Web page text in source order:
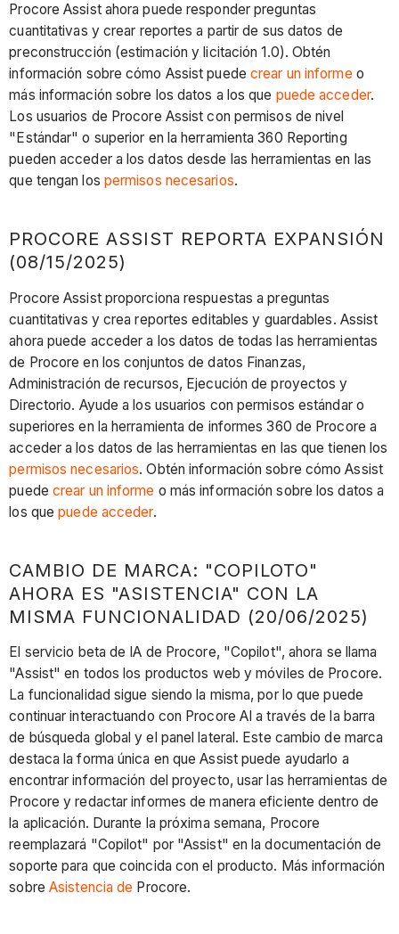
Procore Assist ahora puede responder preguntas
cuantitativas y crear reportes a partir de sus datos de
preconstrucción (estimación y licitación 1.0). Obtén
información sobre cómo Assist puede crear un informe o
más información sobre los datos a los que puede acceder.
Los usuarios de Procore Assist con permisos de nivel
"Estándar" o superior en la herramienta 360 Reporting
pueden acceder a los datos desde las herramientas en las
que tengan los permisos necesarios.
PROCORE ASSIST REPORTA EXPANSIÓN
(08/15/2025)
Procore Assist proporciona respuestas a preguntas
cuantitativas y crea reportes editables y guardables. Assist
ahora puede acceder a los datos de todas las herramientas
de Procore en los conjuntos de datos Finanzas,
Administración de recursos, Ejecución de proyectos y
Directorio. Ayude a los usuarios con permisos estándar o
superiores en la herramienta de informes 360 de Procore a
acceder a los datos de las herramientas en las que tienen los
permisos necesarios. Obtén información sobre cómo Assist
puede crear un informe o más información sobre los datos a
los quepuede acceder.
CAMBIO DE MARCA: "COPILOTO"
AHORA ES "ASISTENCIA" CON LA
MISMA FUNCIONALIDAD (20/06/2025)
El servicio beta de IA de Procore, "Copilot", ahora se llama
"Assist" en todos los productos web y móviles de Procore.
La funcionalidad sigue siendo la misma, por lo que puede
continuar interactuando con Procore AI a través de la barra
de búsqueda global y el panel lateral. Este cambio de marca
destaca la forma única en que Assist puede ayudarlo a
encontrar información del proyecto, usar las herramientas de
Procore y redactar informes de manera eficiente dentro de
la aplicación. Durante la próxima semana, Procore
reemplazará "Copilot" por "Assist" en la documentación de
soporte para que coincida con el producto. Más información
sobre Asistencia de Procore.